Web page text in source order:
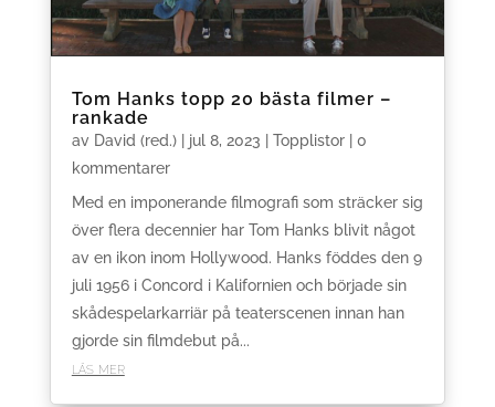
Tom Hanks topp 20 bästa filmer –
rankade
av David (red.)| jul 8, 2023 Topplistor| 0
kommentarer
Med en imponerande filmografi som sträcker sig
över flera decennier har Tom Hanks blivit något
av en ikon inom Hollywood. Hanks föddes den 9
juli 1956 i Concord i Kalifornien och började sin
skådespelarkarriär på teaterscenen innan han
gjorde sin filmdebut på...
läs mer